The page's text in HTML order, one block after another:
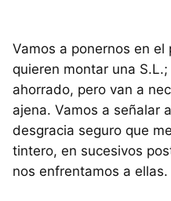
Vamos a ponernos en
quieren montar una
ahorrado, pero van a
ajena. Vamos a señalar
desgracia seguro que
tintero, en sucesivos
nos enfrentamos a ellas.